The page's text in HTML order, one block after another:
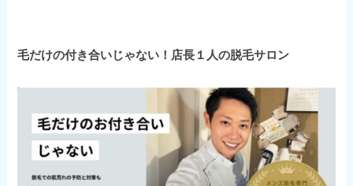
毛だけの付き合いじゃない！店長１人の脱毛サロン